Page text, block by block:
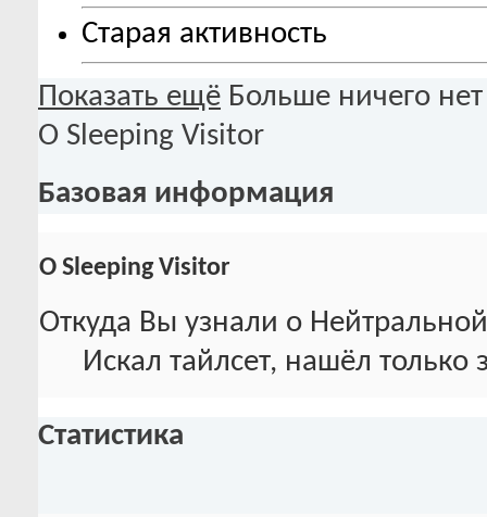
Старая активность
Показать ещё Больше ничего нет
О Sleeping Visitor
Базовая информация
О Sleeping Visitor
Откуда Вы узнали о
Искал тайлсет, нашёл только
Статистика